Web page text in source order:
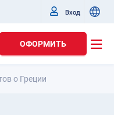
Вход
ОФОРМИТЬ
о Греции